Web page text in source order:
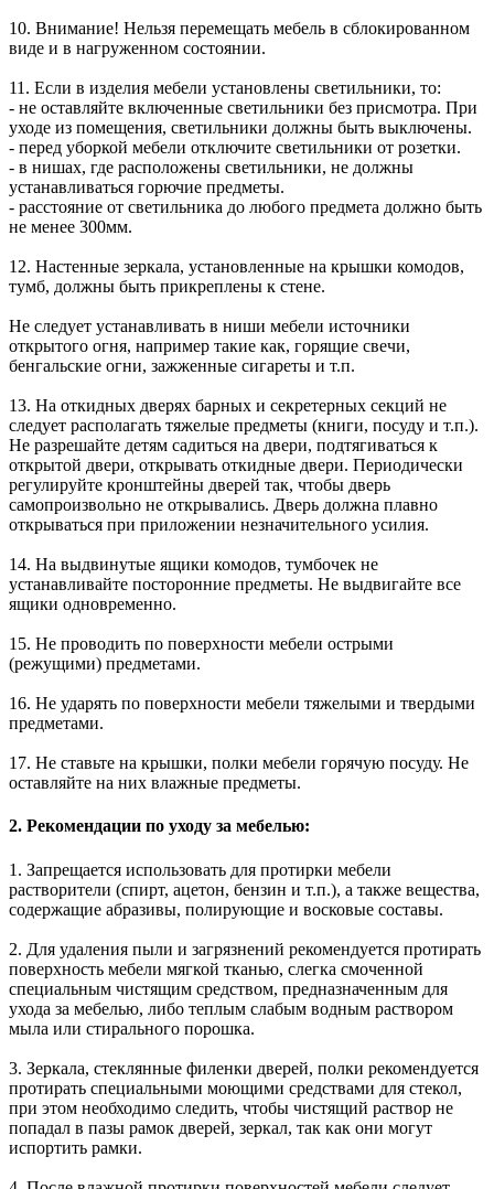
10. Внимание! Нельзя перемещать мебель в сблокированном
виде и в нагруженном состоянии.
11. Если в изделия мебели установлены светильники, то:
- не оставляйте включенные светильники без присмотра. При
уходе из помещения, светильники должны быть выключены.
- перед уборкой мебели отключите светильники от розетки.
- в нишах, где расположены светильники, не должны
устанавливаться горючие предметы.
- расстояние от светильника до любого предмета должно быть
не менее 300мм.
12. Настенные зеркала, установленные на крышки комодов,
тумб, должны быть прикреплены к стене.
Не следует устанавливать в ниши мебели источники
открытого огня, например такие как, горящие свечи,
бенгальские огни, зажженные сигареты и т.п.
13. На откидных дверях барных и секретерных секций не
следует располагать тяжелые предметы (книги, посуду и т.п.).
Не разрешайте детям садиться на двери, подтягиваться к
открытой двери, открывать откидные двери. Периодически
регулируйте кронштейны дверей так, чтобы дверь
самопроизвольно не открывались. Дверь должна плавно
открываться при приложении незначительного усилия.
14. На выдвинутые ящики комодов, тумбочек не
устанавливайте посторонние предметы. Не выдвигайте все
ящики одновременно.
15. Не проводить по поверхности мебели острыми
(режущими) предметами.
16. Не ударять по поверхности мебели тяжелыми и твердыми
предметами.
17. Не ставьте на крышки, полки мебели горячую посуду. Не
оставляйте на них влажные предметы.
2. Рекомендации по уходу за мебелью:
1. Запрещается использовать для протирки мебели
растворители (спирт, ацетон, бензин и т.п.), а также вещества,
содержащие абразивы, полирующие и восковые составы.
2. Для удаления пыли и загрязнений рекомендуется протирать
поверхность мебели мягкой тканью, слегка смоченной
специальным чистящим средством, предназначенным для
ухода за мебелью, либо теплым слабым водным раствором
мыла или стирального порошка.
3. Зеркала, стеклянные филенки дверей, полки рекомендуется
протирать специальными моющими средствами для стекол,
при этом необходимо следить, чтобы чистящий раствор не
попадал в пазы рамок дверей, зеркал, так как они могут
испортить рамки.